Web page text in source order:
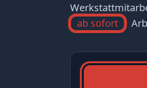
ab sofort